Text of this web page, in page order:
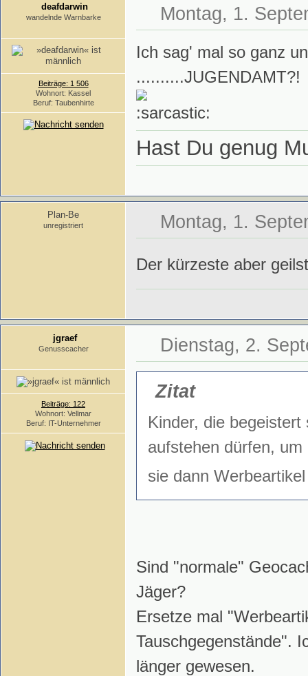
deafdarwin
wandelnde Warnbarke
Beiträge: 1 506
Wohnort: Kassel
Beruf: Taubenhirte
Montag, 1.
Ich sag' mal so ganz
..........JUGENDAMT?!
Hast Du genug
Plan-Be
unregistriert Montag, 1.
Der kürzeste aber
jgraef
Genusscacher
Beiträge: 122
Wohnort: Vellmar
Beruf: IT-Unternehmer
Dienstag, 2.
Zitat
Kinder, die
aufstehen dürfen,
sie dann
Sind "normale"
Jäger?
Ersetze mal
Tauschgegenstände".
länger gewesen.